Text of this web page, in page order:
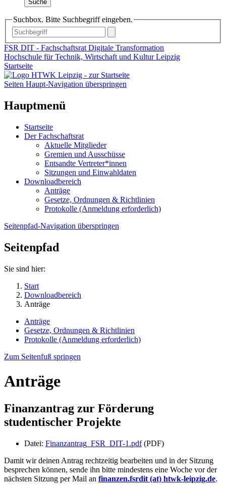
Suche
Suchbox. Bitte Suchbegriff eingeben.
FSR DIT - Fachschaftsrat Digitale Transformation
Hochschule für Technik, Wirtschaft und Kultur Leipzig
Startseite
Seiten Haupt-Navigation überspringen
Hauptmenü
Startseite
Der Fachschaftsrat
Aktuelle Mitglieder
Gremien und Ausschüsse
Entsandte Vertreter*innen
Sitzungen und Einwahldaten
Downloadbereich
Anträge
Gesetze, Ordnungen & Richtlinien
Protokolle (Anmeldung erforderlich)
Seitenpfad-Navigation überspringen
Seitenpfad
Sie sind hier:
Start
Downloadbereich
Anträge
Anträge
Gesetze, Ordnungen & Richtlinien
Protokolle (Anmeldung erforderlich)
Zum Seitenfuß springen
Anträge
Finanzantrag zur Förderung
studentischer Projekte
Datei: Finanzantrag_FSR_DIT-1.pdf(PDF)
Damit wir deinen Antrag rechtzeitig bearbeiten und in der Sitzung
besprechen können, sende ihn bitte mindestens eine Woche vor der
nächsten Sitzung per Mail an finanzen.fsrdit (at) htwk-leipzig.de.